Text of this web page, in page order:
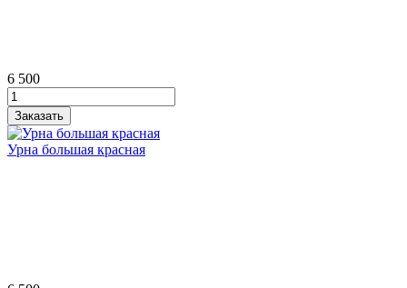
6 500
Урна большая красная